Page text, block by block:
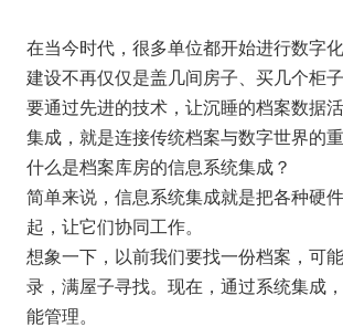
在当今时代，很多单位都开始进行数字
建设不再仅仅是盖几间房子、买几个柜
要通过先进的技术，让沉睡的档案数据
集成，就是连接传统档案与数字世界的重
什么是档案库房的信息系统集成？
简单来说，信息系统集成就是把各种硬
起，让它们协同工作。
想象一下，以前我们要找一份档案，可
录，满屋子寻找。现在，通过系统集成
能管理。